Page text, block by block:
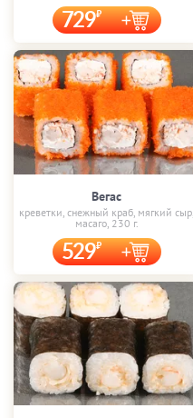
729
Вегас
креветки, снежный краб, мягкий сыр,
масаго, 230 г.
529